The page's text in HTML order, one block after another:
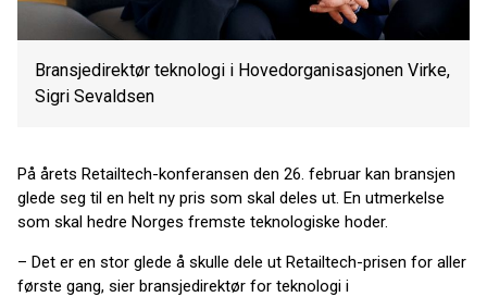
Bransjedirektør teknologi i Hovedorganisasjonen Virke,
Sigri Sevaldsen
På årets Retailtech-konferansen den 26. februar kan bransjen
glede seg til en helt ny pris som skal deles ut. En utmerkelse
som skal hedre Norges fremste teknologiske hoder.
– Det er en stor glede å skulle dele ut Retailtech-prisen for aller
første gang, sier bransjedirektør for teknologi i